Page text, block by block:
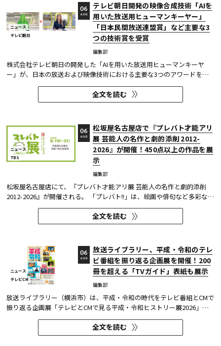
ニュース
テレビ朝日
テレビ朝日開発の映像合成技術「AIを
用いた放送用ヒューマンキーヤー」
「日本民間放送連盟賞」など主要な3
つの技術賞を受賞
編集部
06
AUG
株式会社テレビ朝日の開発した「AIを用いた放送用ヒューマンキーヤ
ー」が、日本の放送および映像技術における主要な3つのアワードを受
賞した。 本開発は、人物像認識AIと最新のXR技術を組み合わせたシステ
ムであり、その革新性と実用性が業界内で高い評価を獲得している。
【受賞アワード一覧】 ●2025年 日本民間放送連盟賞 技術部門優...
全文を読む
ニュース
TBS
松坂屋名古屋店で『プレバト才能アリ
展 芸能人の名作と劇的添削 2012-
2026』が開催！450点以上の作品を展
示
編集部
06
AUG
松坂屋名古屋店にて、『プレバト才能アリ展 芸能人の名作と劇的添削
2012-2026』が開催される。 「プレバト!!」は、絵画や俳句など多彩な芸
術ジャンルに芸能人が挑戦し、その作品を超一流の講師陣が才能アリ/ナ
シで厳しく査定する教養バラエティー番組だ。 本展では、定番ジャンル
の俳句・水彩画から、大漁旗や黒板アートといった巨大作品...
全文を読む
ニュース
テレビCM
放送ライブラリー、平成・令和のテレ
ビ番組を振り返る企画展を開催！200
冊を超える「TVガイド」表紙も展示
編集部
06
AUG
放送ライブラリー（横浜市）は、平成・令和の時代をテレビ番組とCMで
振り返る企画展「テレビとCMで見る平成・令和ヒストリー展2026」を8
月7日～9月27日に開催する。
全文を読む